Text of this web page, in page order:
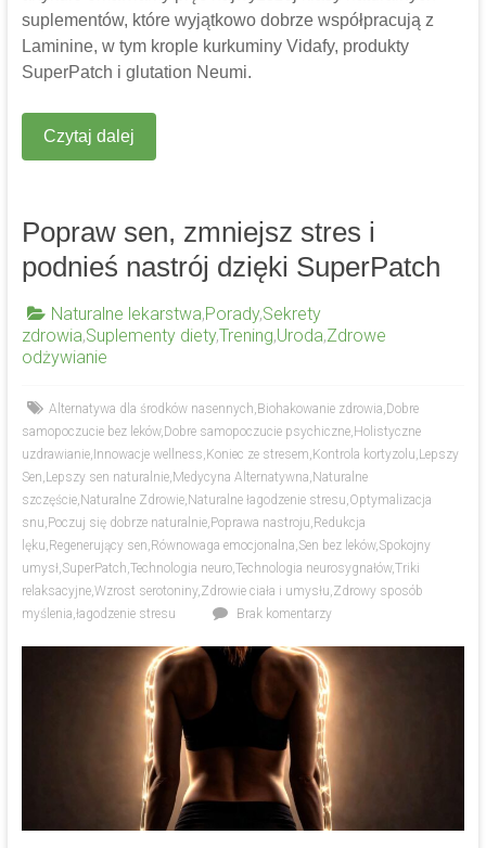
suplementów, które wyjątkowo dobrze współpracują z
Laminine, w tym krople kurkuminy Vidafy, produkty
SuperPatch i glutation Neumi.
Czytaj dalej
Popraw sen, zmniejsz stres i
podnieś nastrój dzięki SuperPatch
Naturalne lekarstwa,Porady,Sekrety
zdrowia,Suplementy diety,Trening,Uroda,Zdrowe
odżywianie
Alternatywa dla środków nasennych, Biohakowanie zdrowia, Dobre
samopoczucie bez leków, Dobre samopoczucie psychiczne, Holistyczne
uzdrawianie, Innowacje wellness, Koniec ze stresem, Kontrola kortyzolu, Lepszy
Sen, Lepszy sen naturalnie, Medycyna Alternatywna, Naturalne
szczęście, Naturalne Zdrowie, Naturalne łagodzenie stresu,Optymalizacja
snu, Poczuj się dobrze naturalnie, Poprawa nastroju, Redukcja
lęku, Regenerujący sen, Równowaga emocjonalna,Sen bez leków,Spokojny
umysł,SuperPatch,Technologia neuro,Technologia neurosygnałów,Triki
relaksacyjne,Wzrost serotoniny,Zdrowie ciała i umysłu,Zdrowy sposób
myślenia,łagodzenie stresu Brak komentarzy